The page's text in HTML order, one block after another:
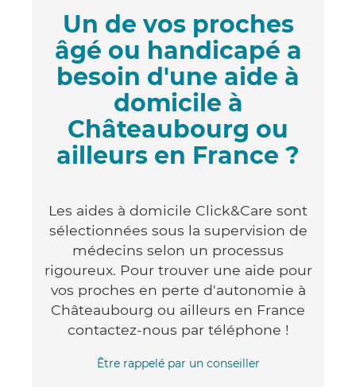
Un de vos proches
âgé ou handicapé a
besoin d'une aide à
domicile à
Châteaubourg ou
ailleurs en France ?
Les aides à domicile Click&Care sont
sélectionnées sous la supervision de
médecins selon un processus
rigoureux. Pour trouver une aide pour
vos proches en perte d'autonomie à
Châteaubourg ou ailleurs en France
contactez-nous par téléphone !
Être rappelé par un conseiller